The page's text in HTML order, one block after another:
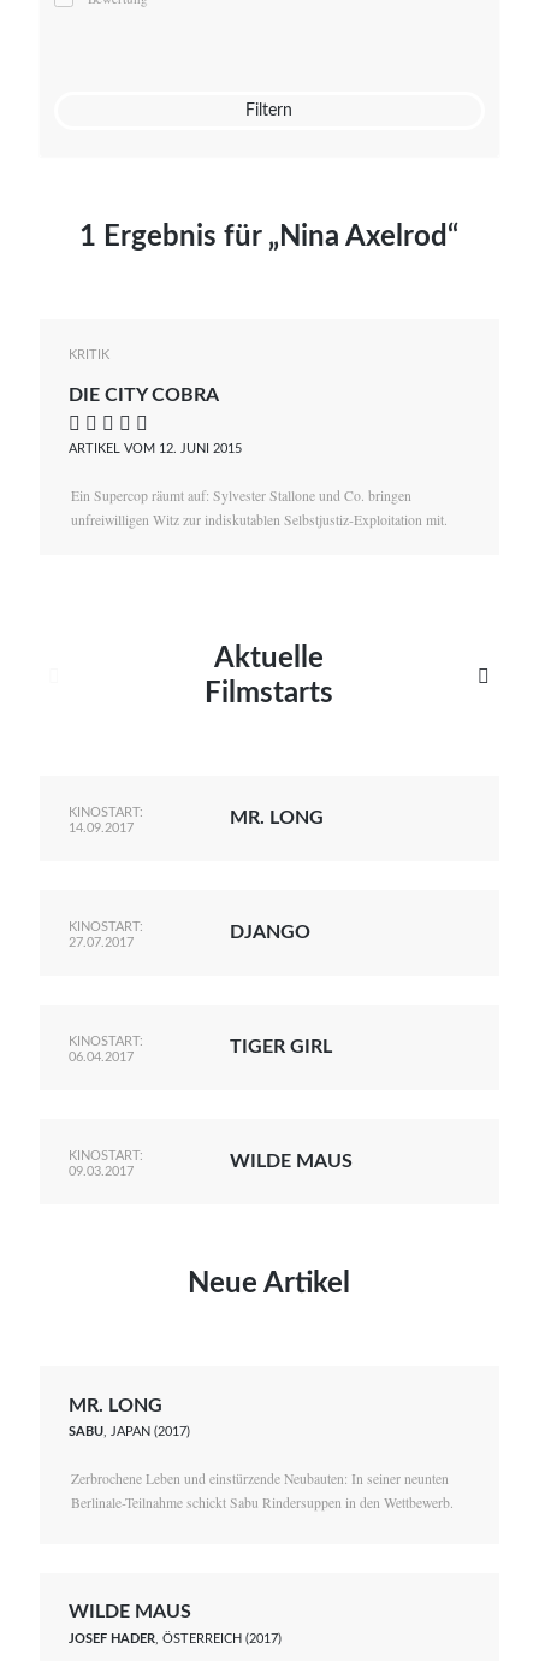
Mato von Vogelstein
Filtern
1 Ergebnis für „Nina Axelrod“
KRITIK
DIE CITY COBRA
    
ARTIKEL VOM 12. JUNI 2015
Ein Supercop räumt auf: Sylvester Stallone und Co. bringen
unfreiwilligen Witz zur indiskutablen Selbstjustiz-Exploitation mit.
Aktuelle
Filmstarts

KINOSTART:
14.09.2017
MR. LONG
KINOSTART:
27.07.2017
DJANGO
KINOSTART:
06.04.2017
TIGER GIRL
KINOSTART:
09.03.2017
WILDE MAUS
Neue Artikel
MR. LONG
SABU, JAPAN (2017)
Zerbrochene Leben und einstürzende Neubauten: In seiner neunten
Berlinale-Teilnahme schickt Sabu Rindersuppen in den Wettbewerb.
WILDE MAUS
JOSEF HADER , ÖSTERREICH (2017)